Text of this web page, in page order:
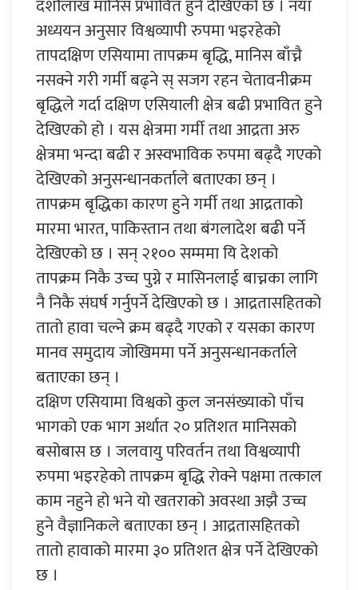
दशौंलाख मानिस प्रभावित हुने देखिएको छ । नयाँ
अध्ययन अनुसार विश्वव्यापी रुपमा भइरहेको
तापदक्षिण एसियामा तापक्रम बृद्धि, मानिस बाँच्नै
नसक्ने गरी गर्मी बढ्ने स् सजग रहन चेतावनीक्रम
बृद्धिले गर्दा दक्षिण एसियाली क्षेत्र बढी प्रभावित हुने
देखिएको हो । यस क्षेत्रमा गर्मी तथा आद्रता अरु
क्षेत्रमा भन्दा बढी र अस्वभाविक रुपमा बढ्दै गएको
देखिएको अनुसन्धानकर्ताले बताएका छन् ।
तापक्रम बृद्धिका कारण हुने गर्मी तथा आद्रताको
मारमा भारत, पाकिस्तान तथा बंगलादेश बढी पर्ने
देखिएको छ । सन् २१०० सम्ममा यि देशको
तापक्रम निकै उच्च पुग्ने र मासिनलाई बाच्नका लागि
नै निकै संघर्ष गर्नुपर्ने देखिएको छ । आद्रतासहितको
तातो हावा चल्ने क्रम बढ्दै गएको र यसका कारण
मानव समुदाय जोखिममा पर्ने अनुसन्धानकर्ताले
बताएका छन् ।
दक्षिण एसियामा विश्वको कुल जनसंख्याको पाँच
भागको एक भाग अर्थात २० प्रतिशत मानिसको
बसोबास छ । जलवायु परिवर्तन तथा विश्वव्यापी
रुपमा भइरहेको तापक्रम बृद्धि रोक्ने पक्षमा तत्काल
काम नहुने हो भने यो खतराको अवस्था अझै उच्च
हुने वैज्ञानिकले बताएका छन् । आद्रतासहितको
तातो हावाको मारमा ३० प्रतिशत क्षेत्र पर्ने देखिएको
छ ।